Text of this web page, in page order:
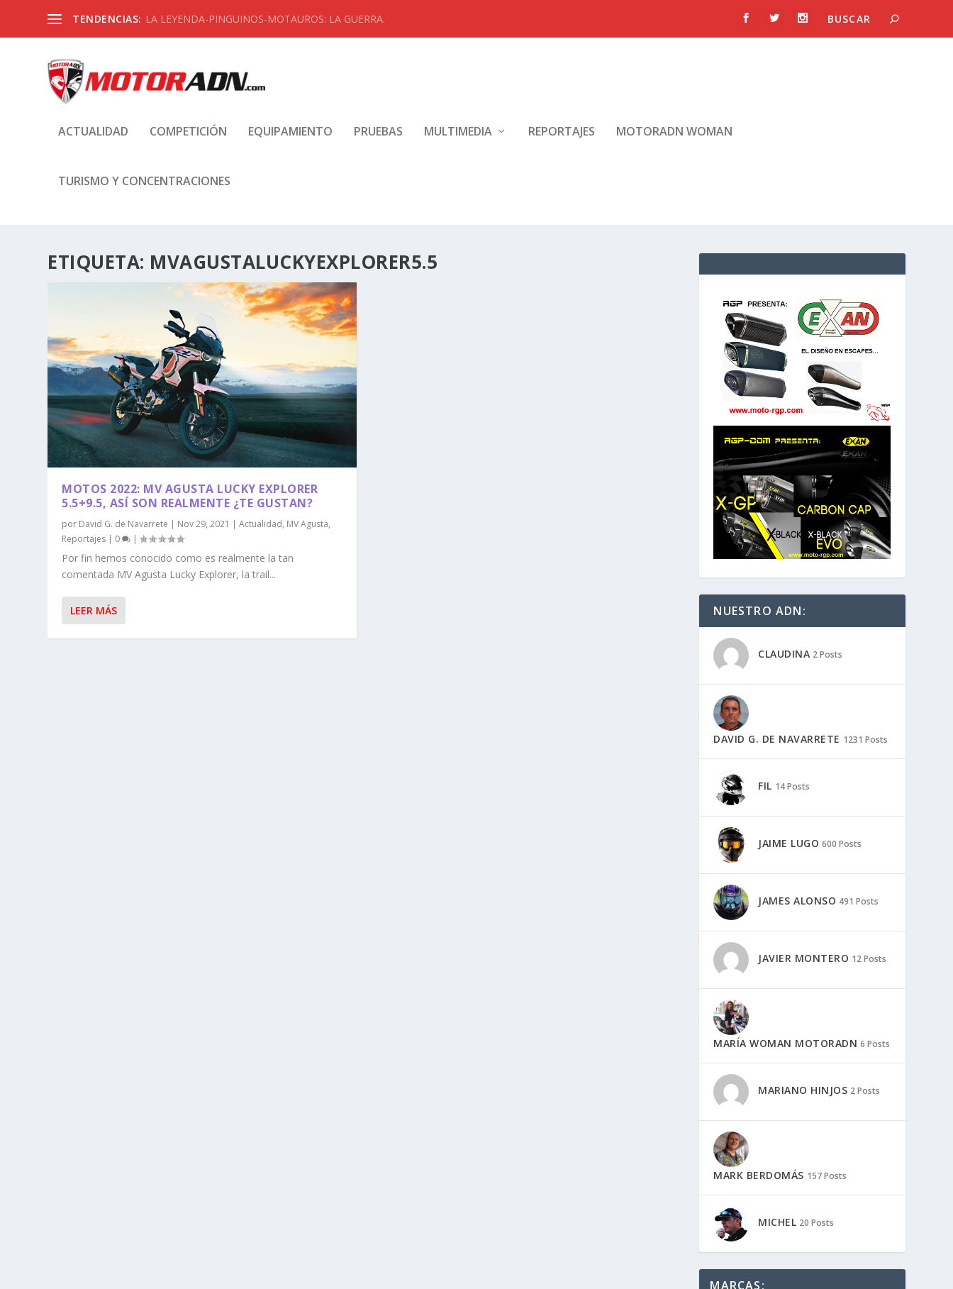
TENDENCIAS: LA LEYENDA-PINGUINOS-MOTAUROS: LA GUERRA.
ACTUALIDAD COMPETICIÓN EQUIPAMIENTO PRUEBAS MULTIMEDIA REPORTAJES MOTORADN WOMAN
TURISMO Y CONCENTRACIONES
ETIQUETA: MVAGUSTALUCKYEXPLORER5.5
MOTOS 2022: MV AGUSTA LUCKY EXPLORER
5.5+9.5, ASÍ SON REALMENTE ¿TE GUSTAN?
por David G. de Navarrete | Nov 29, 2021 |Actualidad, MV Agusta,
Reportajes | 0 |
Por fin hemos conocido como es realmente la tan
comentada MV Agusta Lucky Explorer, la trail...
LEER MÁS NUESTRO ADN:
CLAUDINA 2 Posts
DAVID G. DE NAVARRETE 1231 Posts
FIL 14 Posts
JAIME LUGO 600 Posts
JAMES ALONSO 491 Posts
JAVIER MONTERO 12 Posts
MARÍA WOMAN MOTORADN 6 Posts
MARIANO HINJOS 2 Posts
MARK BERDOMÁS 157 Posts
MICHEL 20 Posts
MARCAS: